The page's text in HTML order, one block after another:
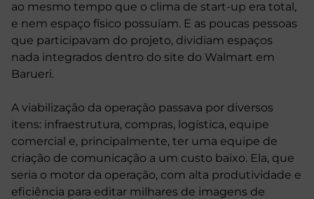
ao mesmo tempo que o clima de start-up era total,
e nem espaço físico possuíam. E as poucas pessoas
que participavam do projeto, dividiam espaços
nada integrados dentro do site do Walmart em
Barueri.
A viabilização da operação passava por diversos
itens: infraestrutura, compras, logística, equipe
comercial e, principalmente, ter uma equipe de
criação de comunicação a um custo baixo. Ela, que
seria o motor da operação, com alta produtividade e
eficiência para editar milhares de imagens de